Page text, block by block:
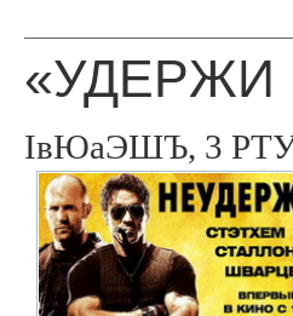
«УДЕРЖИ
ІвЮаЭШЪ, 3